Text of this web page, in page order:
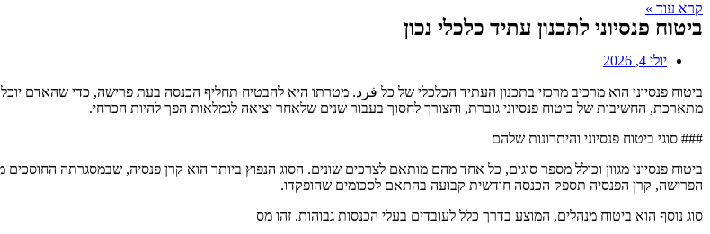
קרא עוד »
ביטוח פנסיוני לתכנון עתיד כלכלי נכון
יולי 4, 2026
ביטוח פנסיוני הוא מרכיב מרכזי בתכנון העתיד הכלכלי של כל فرد. מטרתו היא להבטיח תחליף הכנסה בעת פרישה, כדי שהאדם
מתארכת, החשיבות של ביטוח פנסיוני גוברת, והצורך לחסוך בעבור שנים שלאחר יציאה לגמלאות הפך להיות הכרחי.
### סוגי ביטוח פנסיוני והיתרונות שלהם
ביטוח פנסיוני מגוון וכולל מספר סוגים, כל אחד מהם מותאם לצרכים שונים. הסוג הנפוץ ביותר הוא קרן פנסיה, שבמסגרתה
הפרישה, קרן הפנסיה תספק הכנסה חודשית קבועה בהתאם לסכומים שהופקדו.
סוג נוסף הוא ביטוח מנהלים, המוצע בדרך כלל לעובדים בעלי הכנסות גבוהות. זהו מס